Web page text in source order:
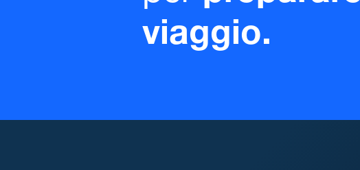
viaggio.